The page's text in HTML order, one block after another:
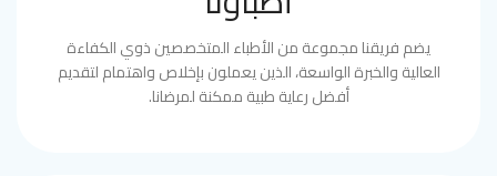
يضم فريقنا مجموعة من الأطباء المتخصصين ذوي الكفاءة
العالية والخبرة الواسعة، الذين يعملون بإخلاص واهتمام لتقديم
أفضل رعاية طبية ممكنة لمرضانا.